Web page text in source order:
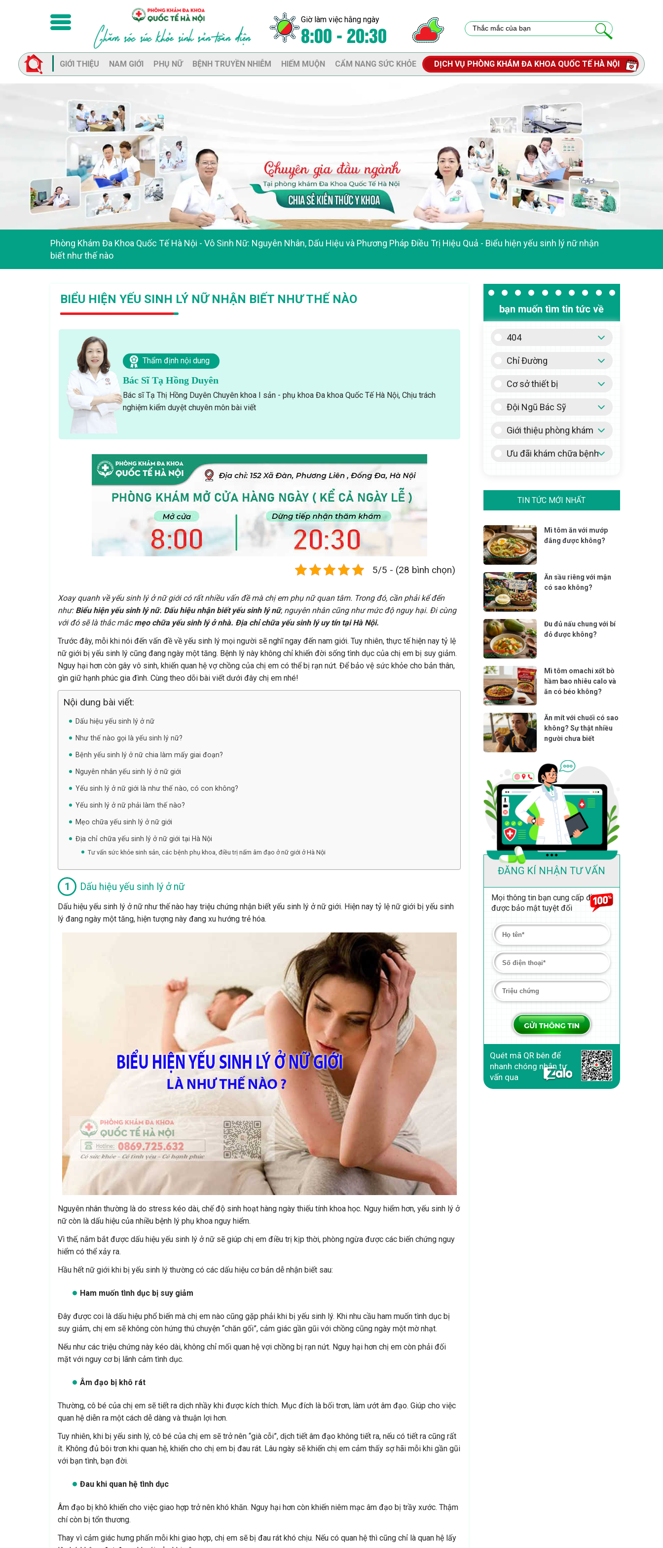
Giờ làm việc hằng ngày
8:00 - 20:30
GIỚI THIỆU NAM GIỚI PHỤ NỮ BỆNH TRUYỀN NHIỄM HIẾM MUỘN CẨM NANG SỨC KHỎE DỊCH VỤ PHÒNG KHÁM ĐA KHOA QUỐC TẾ HÀ NỘI
Phòng Khám Đa Khoa Quốc Tế Hà Nội - Vô Sinh Nữ: Nguyên Nhân, Dấu Hiệu và Phương Pháp Điều Trị Hiệu Quả - Biểu hiện yếu sinh lý nữ nhận
biết như thế nào
BIỂU HIỆN YẾU SINH LÝ NỮ NHẬN BIẾT NHƯ THẾ NÀO
Thẩm định nội dung
Bác Sĩ Tạ Hồng Duyên
Bác sĩ Tạ Thị Hồng Duyên Chuyên khoa I sản - phụ khoa Đa khoa Quốc Tế Hà Nội, Chịu trách
nghiệm kiểm duyệt chuyên môn bài viết
5/5 - (28 bình chọn)
Xoay quanh về yếu sinh lý ở nữ giới có rất nhiều vấn đề mà chị em phụ nữ quan tâm. Trong đó, cần phải kể đến
như: Biểu hiện yếu sinh lý nữ. Dấu hiệu nhận biết yếu sinh lý nữ, nguyên nhân cũng như mức độ nguy hại. Đi cùng
với đó sẽ là thắc mắcmẹo chữa yếu sinh lý ở nhà. Địa chỉ chữa yếu sinh lý uy tín tại Hà Nội.
Trước đây, mỗi khi nói đến vấn đề về yếu sinh lý mọi người sẽ nghĩ ngay đến nam giới. Tuy nhiên, thực tế hiện nay tỷ lệ
nữ giới bị yếu sinh lý cũng đang ngày một tăng. Bệnh lý này không chỉ khiến đời sống tình dục của chị em bị suy giảm.
Nguy hại hơn còn gây vô sinh, khiến quan hệ vợ chồng của chị em có thể bị rạn nứt. Để bảo vệ sức khỏe cho bản thân,
gìn giữ hạnh phúc gia đình. Cùng theo dõi bài viết dưới đây chị em nhé!
Nội dung bài viết:
Dấu hiệu yếu sinh lý ở nữ
Như thế nào gọi là yếu sinh lý nữ?
Bệnh yếu sinh lý ở nữ chia làm mấy giai đoạn?
Nguyên nhân yếu sinh lý ở nữ giới
Yếu sinh lý ở nữ giới là như thế nào, có con không?
Yếu sinh lý ở nữ phải làm thế nào?
Mẹo chữa yếu sinh lý ở nữ giới
Địa chỉ chữa yếu sinh lý ở nữ giới tại Hà Nội
Tư vấn sức khỏe sinh sản, các bệnh phụ khoa, điều trị nấm âm đạo ở nữ giới ở Hà Nội
Dấu hiệu yếu sinh lý ở nữ
Dấu hiệu yếu sinh lý ở nữ như thế nào hay triệu chứng nhận biết yếu sinh lý ở nữ giới. Hiện nay tỷ lệ nữ giới bị yếu sinh
lý đang ngày một tăng, hiện tượng này đang xu hướng trẻ hóa.
Nguyên nhân thường là do stress kéo dài, chế độ sinh hoạt hàng ngày thiếu tính khoa học. Nguy hiểm hơn, yếu sinh lý ở
nữ còn là dấu hiệu của nhiều bệnh lý phụ khoa nguy hiểm.
Vì thế, nắm bắt được dấu hiệu yếu sinh lý ở nữ sẽ giúp chị em điều trị kịp thời, phòng ngừa được các biến chứng nguy
hiểm có thể xảy ra.
Hầu hết nữ giới khi bị yếu sinh lý thường có các dấu hiệu cơ bản dễ nhận biết sau:
Ham muốn tình dục bị suy giảm
Đây được coi là dấu hiệu phổ biến mà chị em nào cũng gặp phải khi bị yếu sinh lý. Khi nhu cầu ham muốn tình dục bị
suy giảm, chị em sẽ không còn hứng thú chuyện “chăn gối”, cảm giác gần gũi với chồng cũng ngày một mờ nhạt.
Nếu như các triệu chứng này kéo dài, không chỉ mối quan hệ vợi chồng bị rạn nứt. Nguy hại hơn chị em còn phải đối
mặt với nguy cơ bị lãnh cảm tình dục.
Âm đạo bị khô rát
Thường, cô bé của chị em sẽ tiết ra dịch nhầy khi được kích thích. Mục đích là bối trơn, làm ướt âm đạo. Giúp cho việc
quan hệ diễn ra một cách dễ dàng và thuận lợi hơn.
Tuy nhiên, khi bị yếu sinh lý, cô bé của chị em sẽ trở nên “già cỗi”, dịch tiết âm đạo không tiết ra, nếu có tiết ra cũng rất
ít. Không đủ bôi trơn khi quan hệ, khiến cho chị em bị đau rát. Lâu ngày sẽ khiến chị em cảm thấy sợ hãi mỗi khi gần gũi
với bạn tình, bạn đời.
Đau khi quan hệ tình dục
Âm đạo bị khô khiến cho việc giao hợp trở nên khó khăn. Nguy hại hơn còn khiến niêm mạc âm đạo bị trầy xước. Thậm
chí còn bị tổn thương.
Thay vì cảm giác hưng phấn mỗi khi giao hợp, chị em sẽ bị đau rát khó chịu. Nếu có quan hệ thì cũng chỉ là quan hệ lấy
bạn muốn tìm tin tức về
404
Chỉ Đường
Cơ sở thiết bị
Đội Ngũ Bác Sỹ
Giới thiệu phòng khám
Ưu đãi khám chữa bệnh
TIN TỨC MỚI NHẤT
Mì tôm ăn với mướp
đắng được không?
Ăn sầu riêng với mận
có sao không?
Đu đủ nấu chung với bí
đỏ được không?
Mì tôm omachi xốt bò
hầm bao nhiêu calo và
ăn có béo không?
Ăn mít với chuối có sao
không? Sự thật nhiều
người chưa biết
ĐĂNG KÍ NHẬN TƯ VẤN
Mọi thông tin bạn cung cấp đều
được bảo mật tuyệt đối
Quét mã QR bên để
nhanh chóng nhận tư
vấn qua